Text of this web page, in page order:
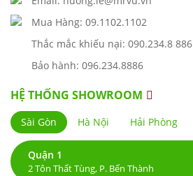
Mua Hàng: 09.1102.1102
Thắc mắc khiếu nại: 090.234.8 886
Bảo hành: 096.234.8886
HỆ THỐNG SHOWROOM
Sài Gòn Hà Nội Hải Phòng
Quận 1
2 Tôn Thất Tùng, P. Bến Thành